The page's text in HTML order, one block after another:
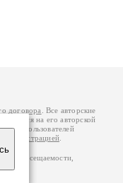
договора
. Все авторские
на его авторской
пользователей
администрацией
посещаемости,